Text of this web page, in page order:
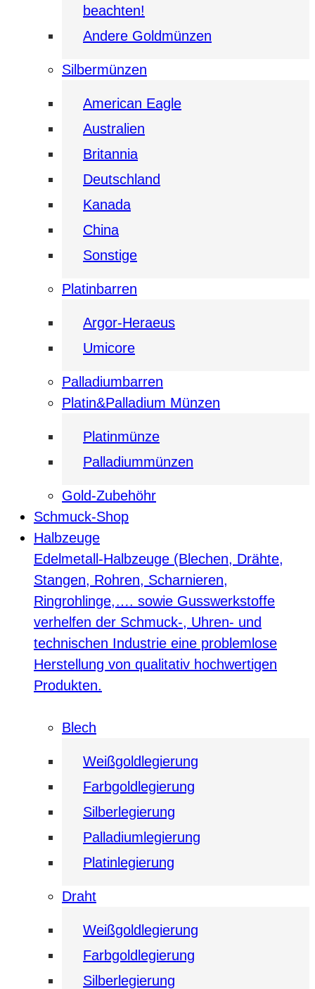
beachten!
Andere Goldmünzen
Silbermünzen
American Eagle
Australien
Britannia
Deutschland
Kanada
China
Sonstige
Platinbarren
Argor-Heraeus
Umicore
Palladiumbarren
Platin&Palladium Münzen
Platinmünze
Palladiummünzen
Gold-Zubehöhr
Schmuck-Shop
Halbzeuge
Edelmetall-Halbzeuge (Blechen, Drähte,
Stangen, Rohren, Scharnieren,
Ringrohlinge,…. sowie Gusswerkstoffe
verhelfen der Schmuck-, Uhren- und
technischen Industrie eine problemlose
Herstellung von qualitativ hochwertigen
Produkten.
Blech
Weißgoldlegierung
Farbgoldlegierung
Silberlegierung
Palladiumlegierung
Platinlegierung
Draht
Weißgoldlegierung
Farbgoldlegierung
Silberlegierung